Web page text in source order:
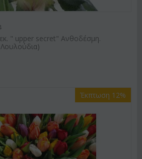
" upper secret" Ανθοδέσμη.
Έκπτωση 12%